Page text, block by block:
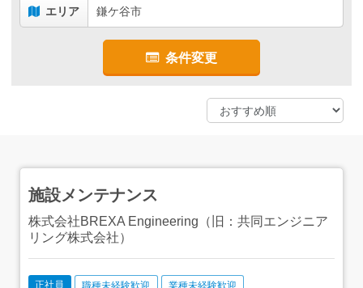
エリア 鎌ケ谷市
条件変更
施設メンテナンス
株式会社BREXA Engineering（旧：共同エンジニア
リング株式会社）
正社員 職種未経験歓迎 業種未経験歓迎